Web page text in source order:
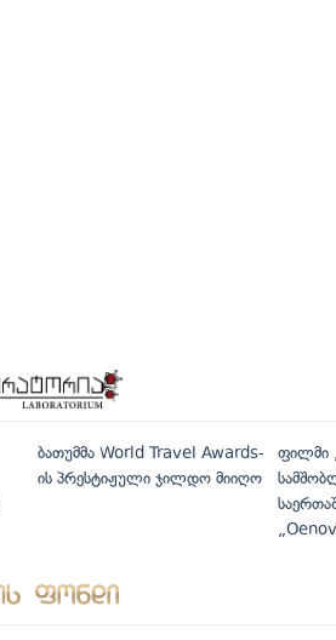
ბათუმმა World Travel Awards-
ის პრესტიჟული ჯილდო მიიღო
ფილმი